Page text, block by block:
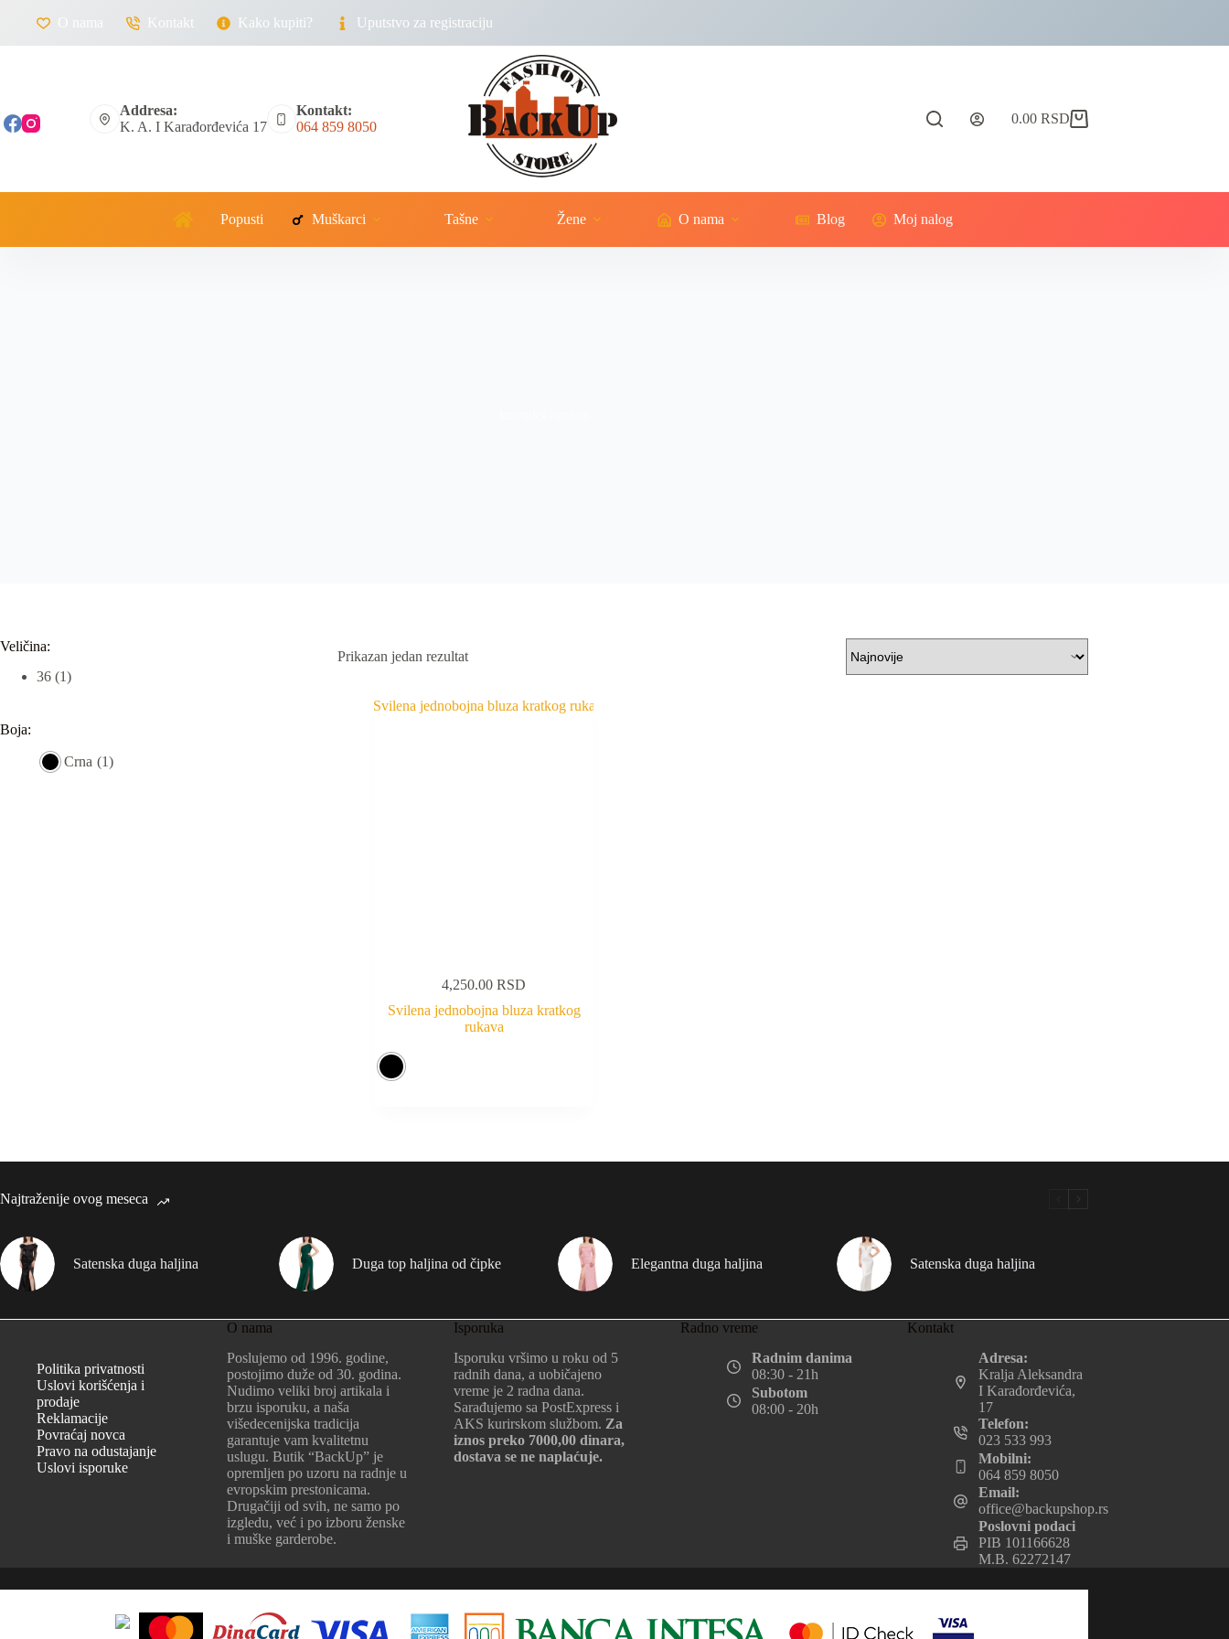
O nama Kontakt Kako kupiti? Uputstvo za registraciju
Addresa:
K. A. I Karađorđevića 17
Kontakt:
064 859 8050
0.00 RSD
Popusti Muškarci Tašne Žene O nama Blog Moj nalog
Prikazan jedan rezultat
4,250.00RSD
Svilena jednobojna bluza kratkog
rukava
Veličina:
36 (1)
Boja:
Crna (1)
Najtraženije ovog meseca
Satenska duga haljina Duga top haljina od čipke Elegantna duga haljina Satenska duga haljina
Politika privatnosti
Uslovi korišćenja i
prodaje
Reklamacije
Povraćaj novca
Pravo na odustajanje
Uslovi isporuke
O nama
Poslujemo od 1996. godine,
postojimo duže od 30. godina.
Nudimo veliki broj artikala i
brzu isporuku, a naša
višedecenijska tradicija
garantuje vam kvalitetnu
uslugu. Butik “BackUp” je
opremljen po uzoru na radnje u
evropskim prestonicama.
Drugačiji od svih, ne samo po
izgledu, već i po izboru ženske
i muške garderobe.
Isporuka
Isporuku vršimo u roku od 5
radnih dana, a uobičajeno
vreme je 2 radna dana.
Sarađujemo sa PostExpress i
AKS kurirskom službom. Za
iznos preko 7000,00 dinara,
dostava se ne naplaćuje.
Radno vreme
Radnim danima
08:30 - 21h
Subotom
08:00 - 20h
Kontakt
Adresa:
Kralja Aleksandra
I Karađorđevića,
17
Telefon:
023 533 993
Mobilni:
064 859 8050
Email:
office@backupshop.rs
Poslovni podaci
PIB 101166628
M.B. 62272147